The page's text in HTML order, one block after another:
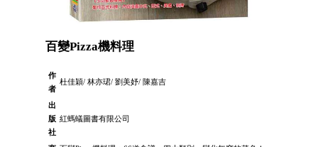
百變Pizza機料理
作
者
杜佳穎/ 林亦珺/ 劉美妤/ 陳嘉吉
出
版
社
紅螞蟻圖書有限公司